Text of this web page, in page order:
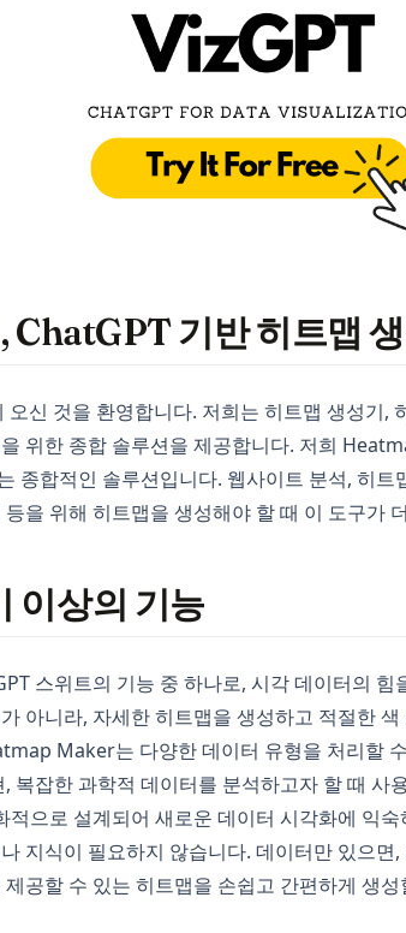
ChatGPT 기반 히트맵
신 것을 환영합니다. 저희는 히트맵 생성기,
위한 종합 솔루션을 제공합니다. 저희
종합적인 솔루션입니다. 웹사이트 분석, 히트
을 위해 히트맵을 생성해야 할 때 이 도구가
이상의 기능
스위트의 기능 중 하나로, 시각 데이터의 힘
아니라, 자세한 히트맵을 생성하고 적절한
Maker는 다양한 데이터 유형을 처리할
복잡한 과학적 데이터를 분석하고자 할 때 사
적으로 설계되어 새로운 데이터 시각화에 익
지식이 필요하지 않습니다. 데이터만 있으면
공할 수 있는 히트맵을 손쉽고 간편하게 생